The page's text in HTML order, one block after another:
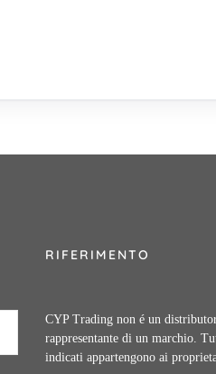
RIFERIMENTO
CYP Trading non é un
rappresentante di un marchio.
indicati appartengono ai